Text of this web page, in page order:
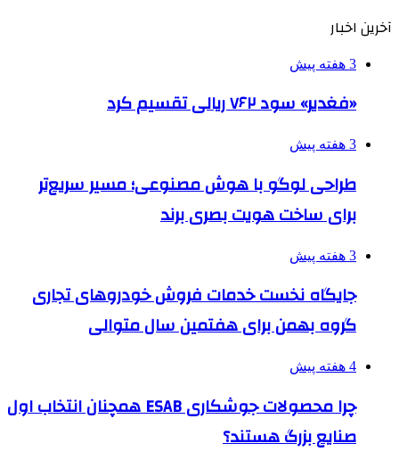
آخرین اخبار
3 هفته پیش
«فغدیر» سود ۷۶۲ ریالی تقسیم کرد
3 هفته پیش
طراحی لوگو با هوش مصنوعی؛ مسیر سریع‌تر
برای ساخت هویت بصری برند
3 هفته پیش
جایگاه نخست خدمات فروش خودروهای تجاری
گروه بهمن برای هفتمین سال متوالی
4 هفته پیش
چرا محصولات جوشکاری ESAB همچنان انتخاب اول
صنایع بزرگ هستند؟